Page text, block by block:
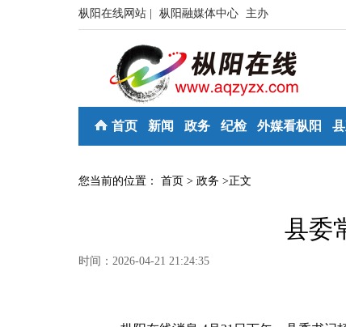
枞阳在线网站 | 枞阳融媒体中心 主办
首页 新闻 政务 纪检 外媒看枞阳
您当前的位置： 首页 > 政务 >正文
县委
时间：2026-04-21 21:24:35